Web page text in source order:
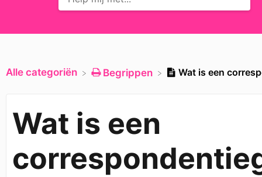
Alle categoriën ​Begrippen Wat is een
Wat is een